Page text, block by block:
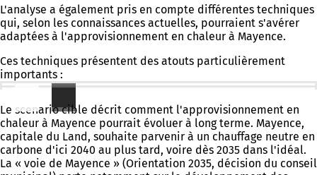
L'analyse a également pris en compte différentes techniques
qui, selon les connaissances actuelles, pourraient s'avérer
adaptées à l'approvisionnement en chaleur à Mayence.
Ces techniques présentent des atouts particulièrement
importants :
Le scénario cible décrit comment l'approvisionnement en
chaleur à Mayence pourrait évoluer à long terme. Mayence,
capitale du Land, souhaite parvenir à un chauffage neutre en
carbone d'ici 2040 au plus tard, voire dès 2035 dans l'idéal.
La « voie de Mayence » (Orientation 2035, décision du conseil